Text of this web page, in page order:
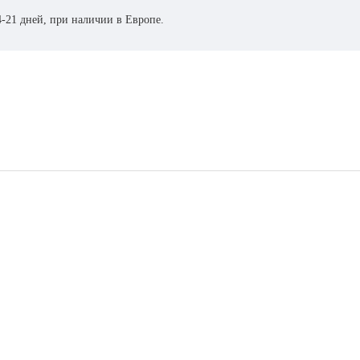
21 дней, при наличии в Европе.
расходных материалов и опций